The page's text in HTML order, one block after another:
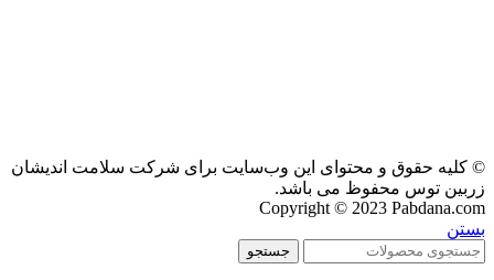
© کلیه حقوق و محتوای این وب‌سایت برای شرکت سلامت اندیشان
زربین توس محفوظ می باشد.
Copyright © 2023 Pabdana.com
بستن
جستجو